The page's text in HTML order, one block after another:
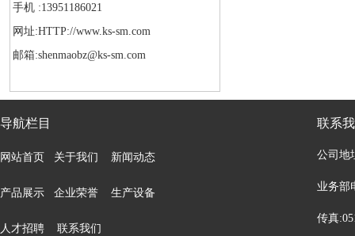
手机 :13951186021
网址:HTTP://www.ks-sm.com
邮箱:shenmaobz@ks-sm.com
导航栏目
网站首页 关于我们 新闻动态
产品展示 企业荣誉 生产设备
人才招聘 联系我们
联系
公司地
业务部
传真